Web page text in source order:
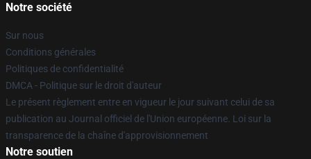
Notre société
Sur nous
Conditions générales
Politiques de confidentialité
DMCA - Politique sur le droit d'auteur
Le présent règlement entre en vigueur le jour suivant celui de sa
publication au Journal officiel de l'Union européenne. Loi sur la
transparence de la chaîne d'approvisionnement
Notre soutien